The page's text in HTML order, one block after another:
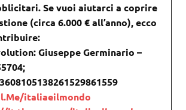
Se vuoi aiutarci a coprire
(circa 6.000 € all’anno), ecco
Giuseppe Germinario –
italiaeilmondo